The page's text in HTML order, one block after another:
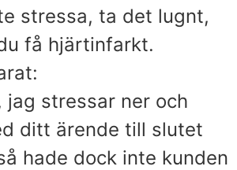
stressa, ta det lugnt,
få hjärtinfarkt.
jag stressar ner och
ditt ärende till slutet
hade dock inte kunden